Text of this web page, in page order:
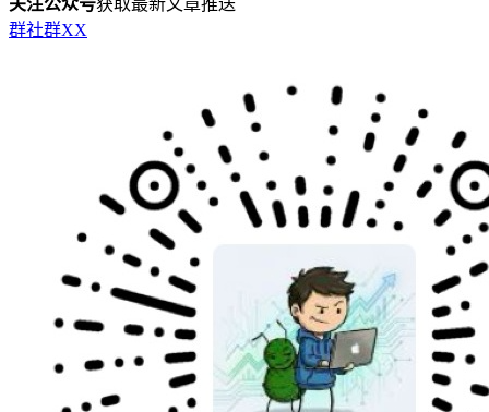
关注公众号获取最新文章推送
群社群XX